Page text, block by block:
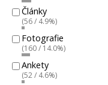
Články
(56 / 4.9%)
Fotografie
(160 / 14.0%)
Ankety
(52 / 4.6%)